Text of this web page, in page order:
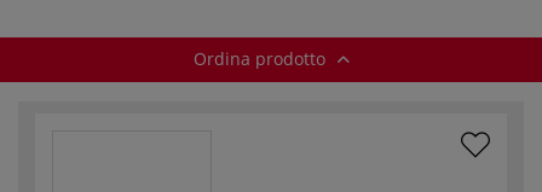
Ordina prodotto